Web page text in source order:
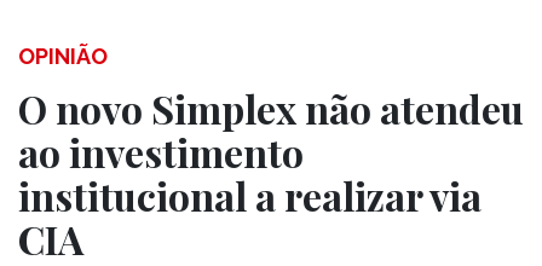
OPINIÃO
O novo Simplex não atendeu
ao investimento
institucional a realizar via
CIA